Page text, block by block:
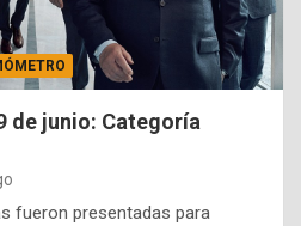
de junio: Categoría
fueron presentadas para